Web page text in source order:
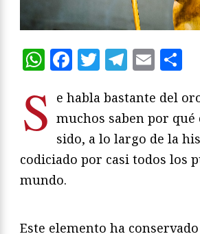
WhatsApp
Facebook
Twitter
S e habla bastante del
muchos saben por qué
sido, a lo largo de la
codiciado por casi todos los
mundo.
Este elemento ha